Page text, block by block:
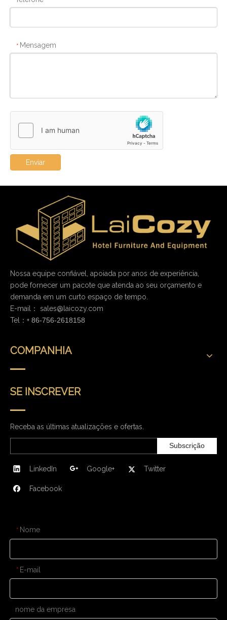
* Mensagem
Enviar
Nossa equipe confiável, apoiada por anos de experiência,
pode fornecer um pacote que atenda ao seu orçamento e
demanda em um curto espaço de tempo.
E-mail： sales@laicozy.com
Tel：+ 86-756-2618158
COMPANHIA
SE INSCREVER
Receba as últimas atualizações e ofertas.
Subscrição
LinkedIn Google+ Twitter
Facebook
* Nome
* E-mail
nome da empresa